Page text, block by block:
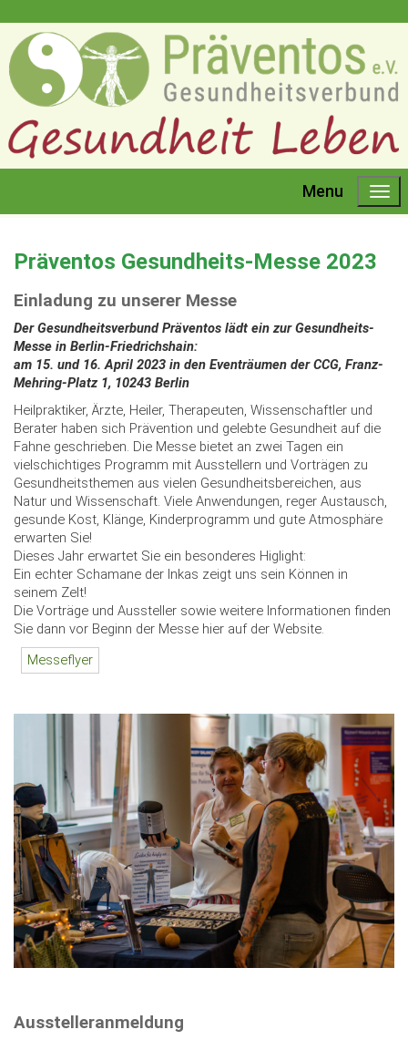
Menu
Präventos Gesundheits-Messe 2023
Einladung zu unserer Messe
Der Gesundheitsverbund Präventos lädt ein zur Gesundheits-
Messe in Berlin-Friedrichshain:
am 15. und 16. April 2023 in den Eventräumen der CCG, Franz-
Mehring-Platz 1, 10243 Berlin
Heilpraktiker, Ärzte, Heiler, Therapeuten, Wissenschaftler und
Berater haben sich Prävention und gelebte Gesundheit auf die
Fahne geschrieben. Die Messe bietet an zwei Tagen ein
vielschichtiges Programm mit Ausstellern und Vorträgen zu
Gesundheitsthemen aus vielen Gesundheitsbereichen, aus
Natur und Wissenschaft. Viele Anwendungen, reger Austausch,
gesunde Kost, Klänge, Kinderprogramm und gute Atmosphäre
erwarten Sie!
Dieses Jahr erwartet Sie ein besonderes Higlight:
Ein echter Schamane der Inkas zeigt uns sein Können in
seinem Zelt!
Die Vorträge und Aussteller sowie weitere Informationen ﬁnden
Sie dann vor Beginn der Messe hier auf der Website.
Ausstelleranmeldung